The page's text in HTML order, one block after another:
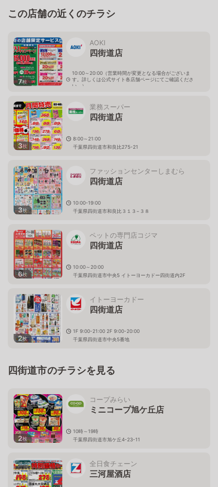
この店舗の近くのチラシ
7枚
AOKI
四街道店
10:00～20:00（営業時間が変更となる場合がございま
す。詳しくは公式サイト各店舗ページにてご確認くださ
い。）
3枚
業務スーパー
四街道店
8:00～21:00
千葉県四街道市和良比275-21
3枚
ファッションセンターしまむら
四街道店
10:00-19:00
千葉県四街道市和良比３１３−３８
6枚
ペットの専門店コジマ
四街道店
10:00～20:00
千葉県四街道市中央5 イトーヨーカドー四街道内2F
2枚
イトーヨーカドー
四街道店
1F 9:00-21:00 2F 9:00-20:00
千葉県四街道市中央5番地
四街道市のチラシを見る
2枚
コープみらい
ミニコープ旭ケ丘店
10時～19時
千葉県四街道市旭ケ丘4-23-11
全日食チェーン
三河屋酒店